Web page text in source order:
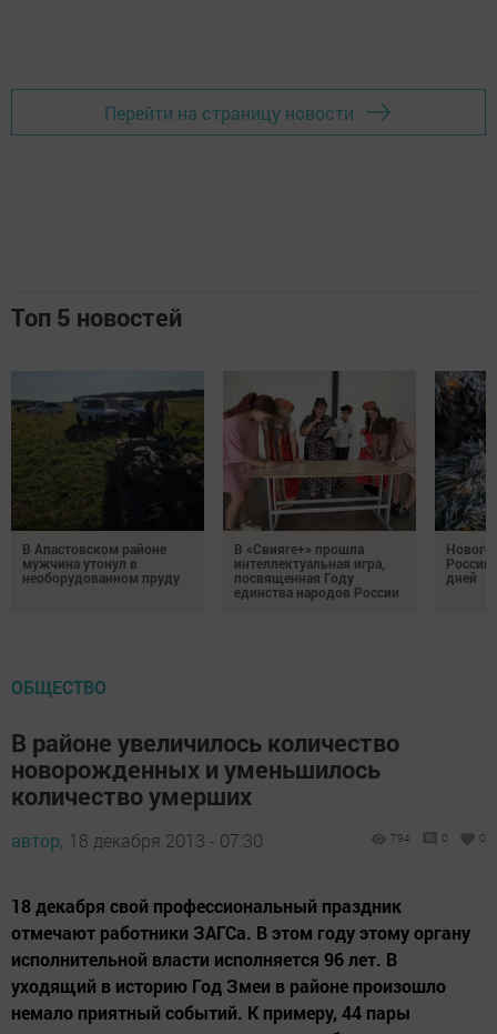
Перейти на страницу новости
Топ 5 новостей
В Апастовском районе
мужчина утонул в
необорудованном пруду
В «Свияге+» прошла
интеллектуальная игра,
посвященная Году
единства народов России
России
дней
ОБЩЕСТВО
В районе увеличилось количество
новорожденных и уменьшилось
количество умерших
автор, 18 декабря 2013 - 07:30 794 0 0
18 декабря свой профессиональный праздник
отмечают работники ЗАГСа. В этом году этому органу
исполнительной власти исполняется 96 лет. В
уходящий в историю Год Змеи в районе произошло
немало приятный событий. К примеру, 44 пары